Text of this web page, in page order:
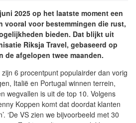
2025 op het laatste moment een
vooral voor bestemmingen die rust,
bieden. Dat blijkt uit
Riksja Travel, gebaseerd op
de afgelopen twee maanden.
6 procentpunt populairder dan vorig
Italië en Portugal winnen terrein,
wegvallen is uit de top 10. Volgens
Koppen komt dat doordat klanten
‘De VS zien we bijvoorbeeld met 30